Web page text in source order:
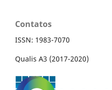
Contatos
ISSN: 1983-7070
Qualis A3 (2017-2020)